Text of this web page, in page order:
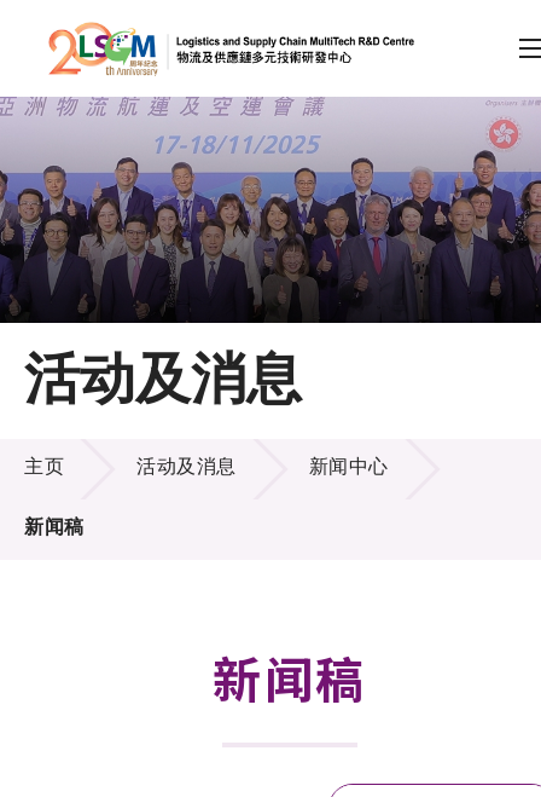
跳到内容（按回车键）
会员登录
A A EN 繁 简
主页
关于LSCM
技术商品化
项目及资助计划
活动及消息
活动及消息
主页 活动及消息 新闻中心
新闻稿
新闻稿